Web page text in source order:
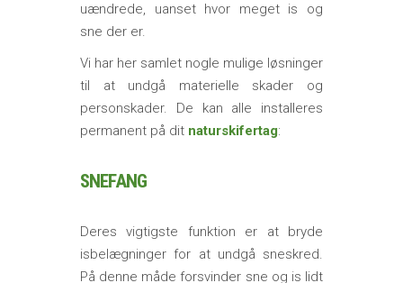
uændrede, uanset hvor meget is og
sne der er.
Vi har her samlet nogle mulige løsninger
til at undgå materielle skader og
personskader. De kan alle installeres
permanent på dit naturskifertag:
SNEFANG
Deres vigtigste funktion er at bryde
isbelægninger for at undgå sneskred.
På denne måde forsvinder sne og is lidt